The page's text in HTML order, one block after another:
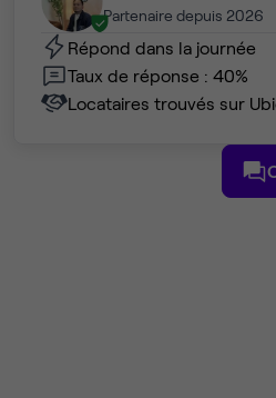
Partenaire depuis 2026
Répond dans la journée
Taux de réponse : 40%
Locataires trouvés sur